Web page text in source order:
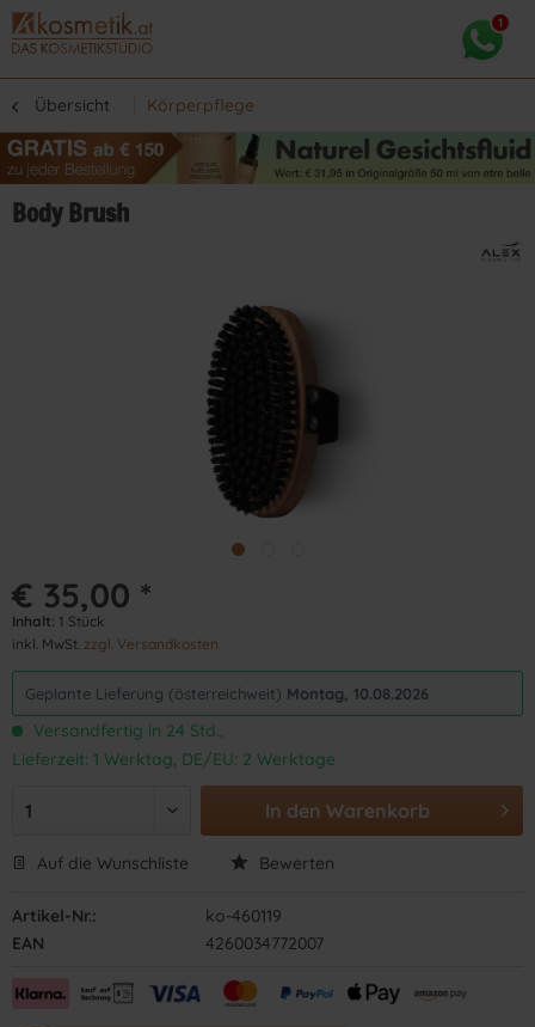
Übersicht Körperpflege
Body Brush
€ 35,00 *
Inhalt: 1 Stück
inkl. MwSt. zzgl. Versandkosten
Geplante Lieferung (österreichweit) Montag, 10.08.2026
Versandfertig in 24 Std.,
Lieferzeit: 1 Werktag, DE/EU: 2 Werktage
In den Warenkorb
Auf die Wunschliste Bewerten
Artikel-Nr.:
ko-460119
EAN
4260034772007